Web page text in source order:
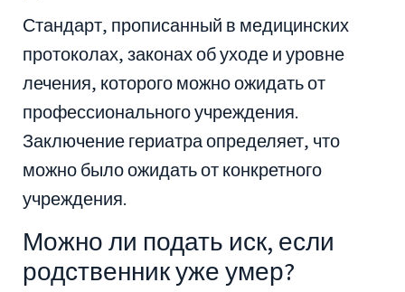
Стандарт, прописанный в медицинских
протоколах, законах об уходе и уровне
лечения, которого можно ожидать от
профессионального учреждения.
Заключение гериатра определяет, что
можно было ожидать от конкретного
учреждения.
Можно ли подать иск, если
родственник уже умер?